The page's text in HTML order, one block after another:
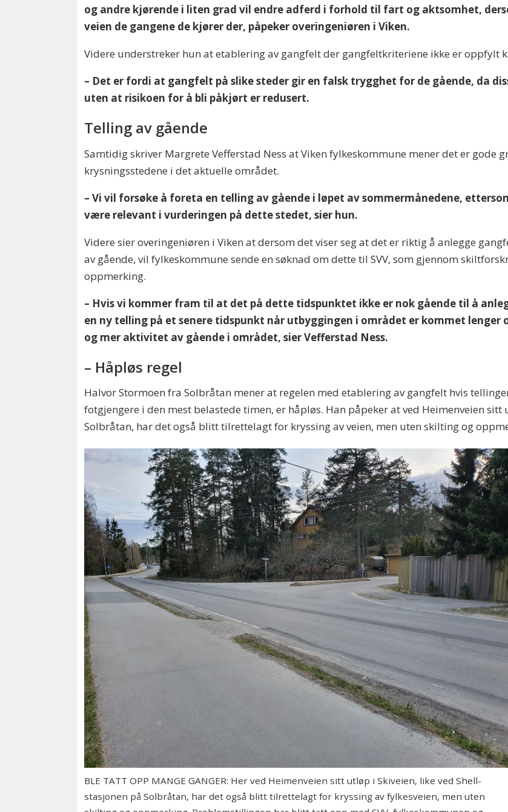
og andre kjørende i liten grad vil endre adferd i forhold til fart og aktsomhet,
veien de gangene de kjører der, påpeker overingeniøren i Viken.
Videre understreker hun at etablering av gangfelt der gangfeltkriteriene ikke er oppfylt
– Det er fordi at gangfelt på slike steder gir en falsk trygghet for de gående, da
uten at risikoen for å bli påkjørt er redusert.
Telling av gående
Samtidig skriver Margrete Vefferstad Ness at Viken fylkeskommune mener det er gode
krysningsstedene i det aktuelle området.
– Vi vil forsøke å foreta en telling av gående i løpet av sommermånedene,
være relevant i vurderingen på dette stedet, sier hun.
Videre sier overingeniøren i Viken at dersom det viser seg at det er riktig å anlegge
av gående, vil fylkeskommune sende en søknad om dette til SVV, som gjennom
oppmerking.
– Hvis vi kommer fram til at det på dette tidspunktet ikke er nok gående til å
en ny telling på et senere tidspunkt når utbyggingen i området er kommet
og mer aktivitet av gående i området, sier Vefferstad Ness.
– Håpløs regel
Halvor Stormoen fra Solbråtan mener at regelen med etablering av gangfelt hvis
fotgjengere i den mest belastede timen, er håpløs. Han påpeker at ved Heimenveien sitt
Solbråtan, har det også blitt tilrettelagt for kryssing av veien, men uten skilting og
BLE TATT OPP MANGE GANGER: Her ved Heimenveien sitt utløp i Skiveien, like ved Shell-
stasjonen på Solbråtan, har det også blitt tilrettelagt for kryssing av fylkesveien, men uten